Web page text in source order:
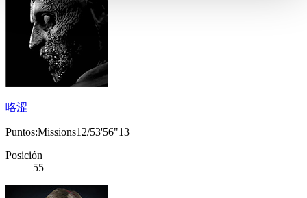
咯涩
Puntos:Missions12/53'56"13
Posición
55